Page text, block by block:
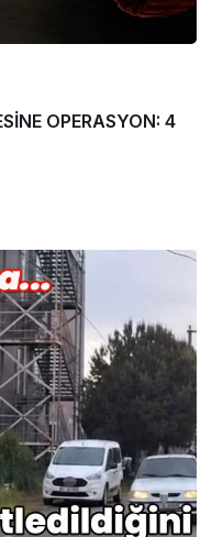
OPERASYON: 4